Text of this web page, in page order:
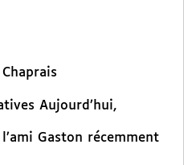
Aujourd’hui,
Gaston récemment